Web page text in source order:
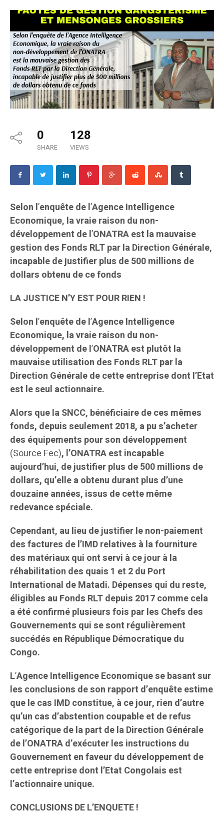
0
SHARE
128
VIEWS
Selon l’enquête de l’Agence Intelligence
Economique, la vraie raison du non-
développement de l’ONATRA est la mauvaise
gestion des Fonds RLT par la Direction Générale,
incapable de justifier plus de 500 millions de
dollars obtenu de ce fonds
LA JUSTICE N’Y EST POUR RIEN !
Selon l’enquête de l’Agence Intelligence
Economique, la vraie raison du non-
développement de l’ONATRA est plutôt la
mauvaise utilisation des Fonds RLT par la
Direction Générale de cette entreprise dont l’Etat
est le seul actionnaire.
Alors que la SNCC, bénéficiaire de ces mêmes
fonds, depuis seulement 2018, a pu s’acheter
des équipements pour son développement
(Source Fec), l’ONATRA est incapable
aujourd’hui, de justifier plus de 500 millions de
dollars, qu’elle a obtenu durant plus d’une
douzaine années, issus de cette même
redevance spéciale.
Cependant, au lieu de justifier le non-paiement
des factures de l’IMD relatives à la fourniture
des matériaux qui ont servi à ce jour à la
réhabilitation des quais 1 et 2 du Port
International de Matadi. Dépenses qui du reste,
éligibles au Fonds RLT depuis 2017 comme cela
a été confirmé plusieurs fois par les Chefs des
Gouvernements qui se sont régulièrement
succédés en République Démocratique du
Congo.
L’Agence Intelligence Economique se basant sur
les conclusions de son rapport d’enquête estime
que le cas IMD constitue, à ce jour, rien d’autre
qu’un cas d’abstention coupable et de refus
catégorique de la part de la Direction Générale
de l’ONATRA d’exécuter les instructions du
Gouvernement en faveur du développement de
cette entreprise dont l’Etat Congolais est
l’actionnaire unique.
CONCLUSIONS DE L’ENQUETE !